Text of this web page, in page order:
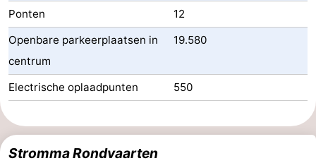
Ponten
12
Openbare parkeerplaatsen in
centrum
19.580
Electrische oplaadpunten 550
Stromma Rondvaarten